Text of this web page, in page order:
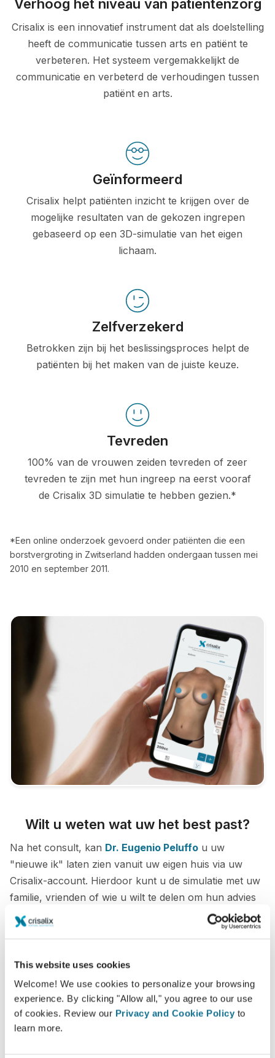
This website uses cookies
Welcome! We use cookies to personalize your browsing
experience. By clicking "Allow all," you agree to our use
of cookies. Review our Privacy and Cookie Policy to
learn more.
Verhoog het niveau van patiëntenzorg
Crisalix is een innovatief instrument dat als doelstelling
heeft de communicatie tussen arts en patiënt te
verbeteren. Het systeem vergemakkelijkt de
communicatie en verbeterd de verhoudingen tussen
patiënt en arts.
Geïnformeerd
Crisalix helpt patiënten inzicht te krijgen over de
mogelijke resultaten van de gekozen ingrepen
gebaseerd op een 3D-simulatie van het eigen
lichaam.
Zelfverzekerd
Betrokken zijn bij het beslissingsproces helpt de
patiënten bij het maken van de juiste keuze.
Tevreden
100% van de vrouwen zeiden tevreden of zeer
tevreden te zijn met hun ingreep na eerst vooraf
de Crisalix 3D simulatie te hebben gezien.*
*Een online onderzoek gevoerd onder patiënten die een
borstvergroting in Zwitserland hadden ondergaan tussen mei
2010 en september 2011.
Wilt u weten wat uw het best past?
Na het consult, kan Dr. Eugenio Peluffo u uw
"nieuwe ik" laten zien vanuit uw eigen huis via uw
Crisalix-account. Hierdoor kunt u de simulatie met uw
familie, vrienden of wie u wilt te delen om hun advies
te krijgen.